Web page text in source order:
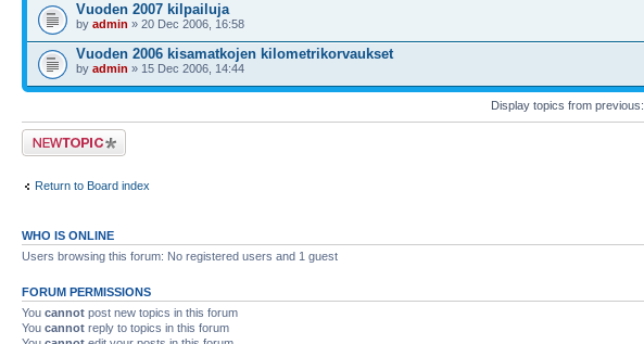
Vuoden 2007 kilpailuja
by admin » 20 Dec 2006, 16:58
Vuoden 2006 kisamatkojen kilometrikorvaukset
by admin » 15 Dec 2006, 14:44
Display topics from previous:
Post a new topic
Return to Board index
WHO IS ONLINE
Users browsing this forum: No registered users and 1 guest
FORUM PERMISSIONS
You cannot post new topics in this forum
You cannot reply to topics in this forum